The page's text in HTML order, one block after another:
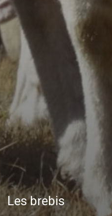
Les brebis